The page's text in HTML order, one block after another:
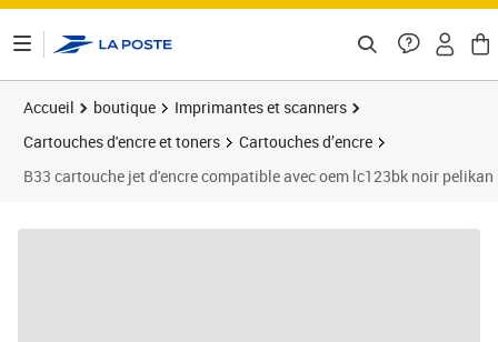
Accueil boutique
Imprimantes et scanners
Cartouches d'encre et toners
Cartouches d’encre
B33 cartouche jet d'encre compatible avec oem lc123bk noir